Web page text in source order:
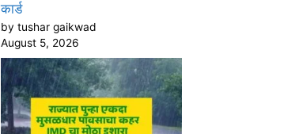
कार्ड
by tushar gaikwad
August 5, 2026